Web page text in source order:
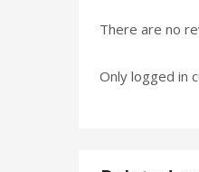
There are no
Only logged in